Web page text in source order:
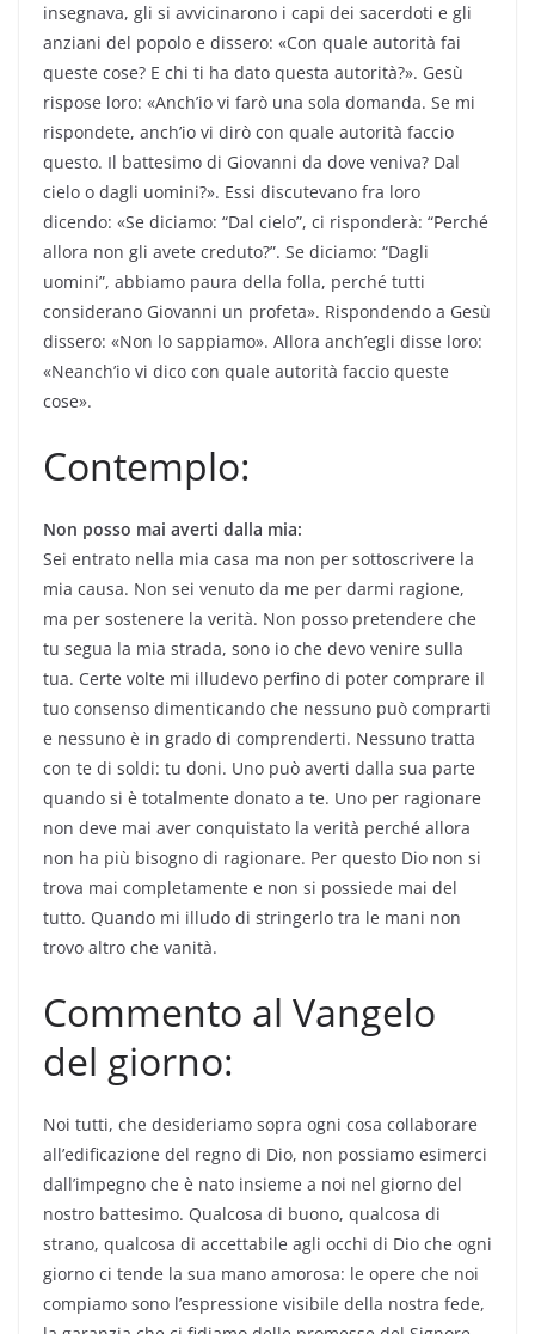
insegnava, gli si avvicinarono i capi dei sacerdoti e gli
anziani del popolo e dissero: «Con quale autorità fai
queste cose? E chi ti ha dato questa autorità?». Gesù
rispose loro: «Anch’io vi farò una sola domanda. Se mi
rispondete, anch’io vi dirò con quale autorità faccio
questo. Il battesimo di Giovanni da dove veniva? Dal
cielo o dagli uomini?». Essi discutevano fra loro
dicendo: «Se diciamo: “Dal cielo”, ci risponderà: “Perché
allora non gli avete creduto?”. Se diciamo: “Dagli
uomini”, abbiamo paura della folla, perché tutti
considerano Giovanni un profeta». Rispondendo a Gesù
dissero: «Non lo sappiamo». Allora anch’egli disse loro:
«Neanch’io vi dico con quale autorità faccio queste
cose».
Contemplo:
Non posso mai averti dalla mia:
Sei entrato nella mia casa ma non per sottoscrivere la
mia causa. Non sei venuto da me per darmi ragione,
ma per sostenere la verità. Non posso pretendere che
tu segua la mia strada, sono io che devo venire sulla
tua. Certe volte mi illudevo perfino di poter comprare il
tuo consenso dimenticando che nessuno può comprarti
e nessuno è in grado di comprenderti. Nessuno tratta
con te di soldi: tu doni. Uno può averti dalla sua parte
quando si è totalmente donato a te. Uno per ragionare
non deve mai aver conquistato la verità perché allora
non ha più bisogno di ragionare. Per questo Dio non si
trova mai completamente e non si possiede mai del
tutto. Quando mi illudo di stringerlo tra le mani non
trovo altro che vanità.
Commento al Vangelo
del giorno:
Noi tutti, che desideriamo sopra ogni cosa collaborare
all’edificazione del regno di Dio, non possiamo esimerci
dall’impegno che è nato insieme a noi nel giorno del
nostro battesimo. Qualcosa di buono, qualcosa di
strano, qualcosa di accettabile agli occhi di Dio che ogni
giorno ci tende la sua mano amorosa: le opere che noi
compiamo sono l’espressione visibile della nostra fede,